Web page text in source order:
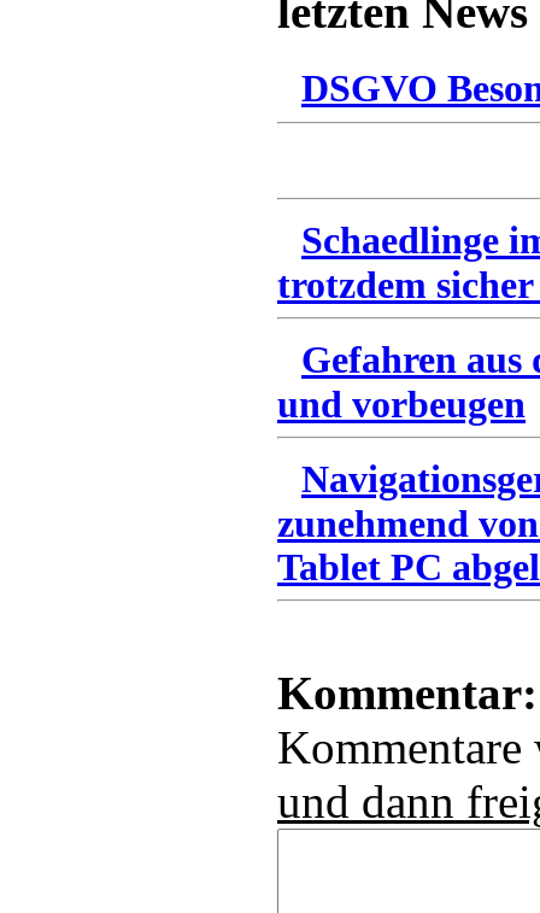
letzten News
DSGVO
Schaedlinge
trotzdem
Gefahren
und vorbeugen
zunehmend
Tablet PC
Kommentar:
und dann